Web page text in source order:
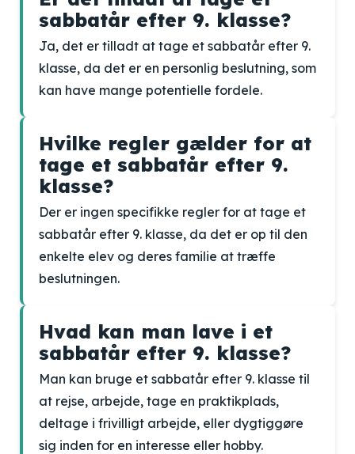
sabbatår efter 9. klasse?
Ja, det er tilladt at tage et sabbatår efter 9.
klasse, da det er en personlig beslutning, som
kan have mange potentielle fordele.
Hvilke regler gælder for at
tage et sabbatår efter 9.
klasse?
Der er ingen specifikke regler for at tage et
sabbatår efter 9. klasse, da det er op til den
enkelte elev og deres familie at træffe
beslutningen.
Hvad kan man lave i et
sabbatår efter 9. klasse?
Man kan bruge et sabbatår efter 9. klasse til
at rejse, arbejde, tage en praktikplads,
deltage i frivilligt arbejde, eller dygtiggøre
sig inden for en interesse eller hobby.